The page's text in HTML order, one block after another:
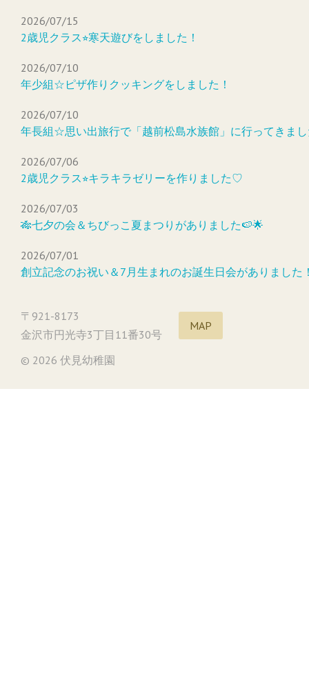
2026/07/15
2歳児クラス⭐︎寒天遊びをしました！
2026/07/10
年少組☆ピザ作りクッキングをしました！
2026/07/10
年長組☆思い出旅行で「越前松島水族館」に行ってきま
2026/07/06
2歳児クラス⭐︎キラキラゼリーを作りました♡
2026/07/03
🎋七夕の会＆ちびっこ夏まつりがありました🍉🌟
2026/07/01
創立記念のお祝い＆7月生まれのお誕生日会がありました
〒921-8173
金沢市円光寺3丁目11番30号
MAP
© 2026 伏見幼稚園